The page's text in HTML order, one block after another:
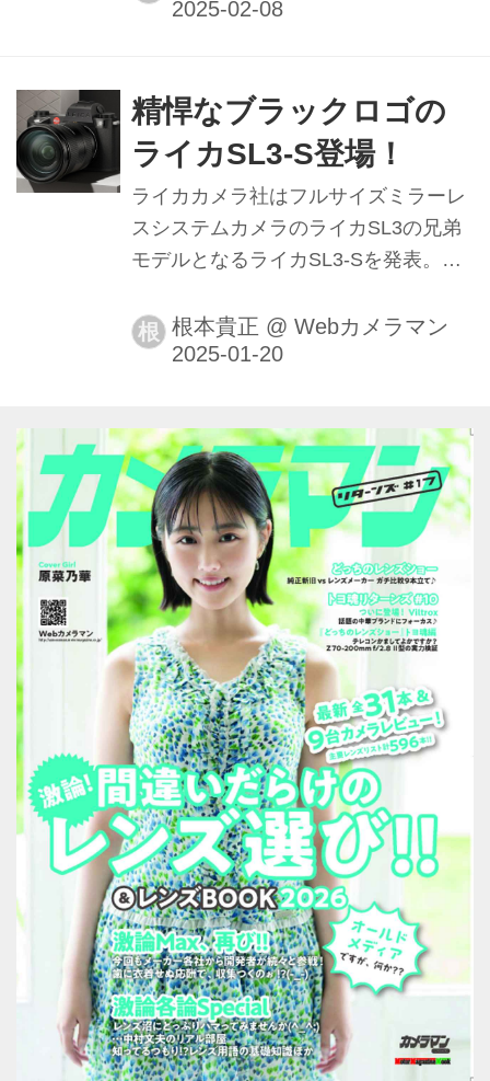
精悍なブラックロゴの
ライカSL3-S登場！
ライカカメラ社はフルサイズミラーレ
スシステムカメラのライカSL3の兄弟
モデルとなるライカSL3-Sを発表。
根 根本貴正 @ Webカメラマン